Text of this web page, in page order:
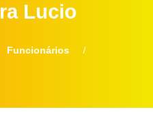
Lucio
Funcionários